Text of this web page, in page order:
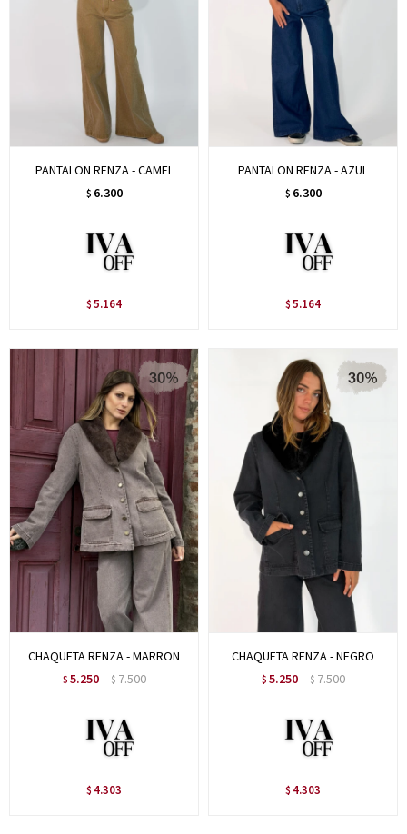
PANTALON RENZA - CAMEL
$ 6.300
$ 5.164
PANTALON RENZA - AZUL
$ 6.300
$ 5.164
CHAQUETA RENZA - MARRON
$ 5.250 $7.500
$ 4.303
CHAQUETA RENZA - NEGRO
$ 5.250 $7.500
$ 4.303